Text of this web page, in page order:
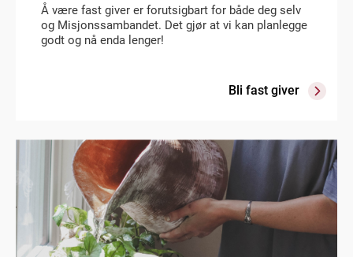
Å være fast giver er forutsigbart for både deg selv
og Misjonssambandet. Det gjør at vi kan planlegge
godt og nå enda lenger!
Bli fast giver